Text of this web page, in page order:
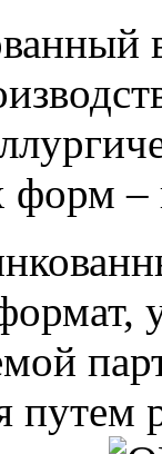
форм –
путем